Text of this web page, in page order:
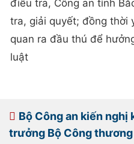
điều tra, Công an tỉnh
tra, giải quyết; đồng thời
quan ra đầu thú để
luật
Bộ Công an kiến nghị
trưởng Bộ Công thương